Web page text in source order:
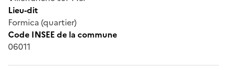
Lieu-dit
Formica (quartier)
Code INSEE de la commune
06011